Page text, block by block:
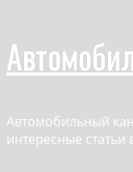
Перейти
к
содержимому
Автомобильный
интересные